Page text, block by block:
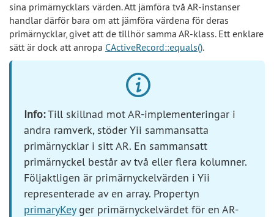
sina primärnycklars värden. Att jämföra två AR-instanser
handlar därför bara om att jämföra värdena för deras
primärnycklar, givet att de tillhör samma AR-klass. Ett enklare
sätt är dock att anropa CActiveRecord::equals().
Info:Till skillnad mot AR-implementeringar i
andra ramverk, stöder Yii sammansatta
primärnycklar i sitt AR. En sammansatt
primärnyckel består av två eller flera kolumner.
Följaktligen är primärnyckelvärden i Yii
representerade av en array. Propertyn
primaryKeyger primärnyckelvärdet för en AR-